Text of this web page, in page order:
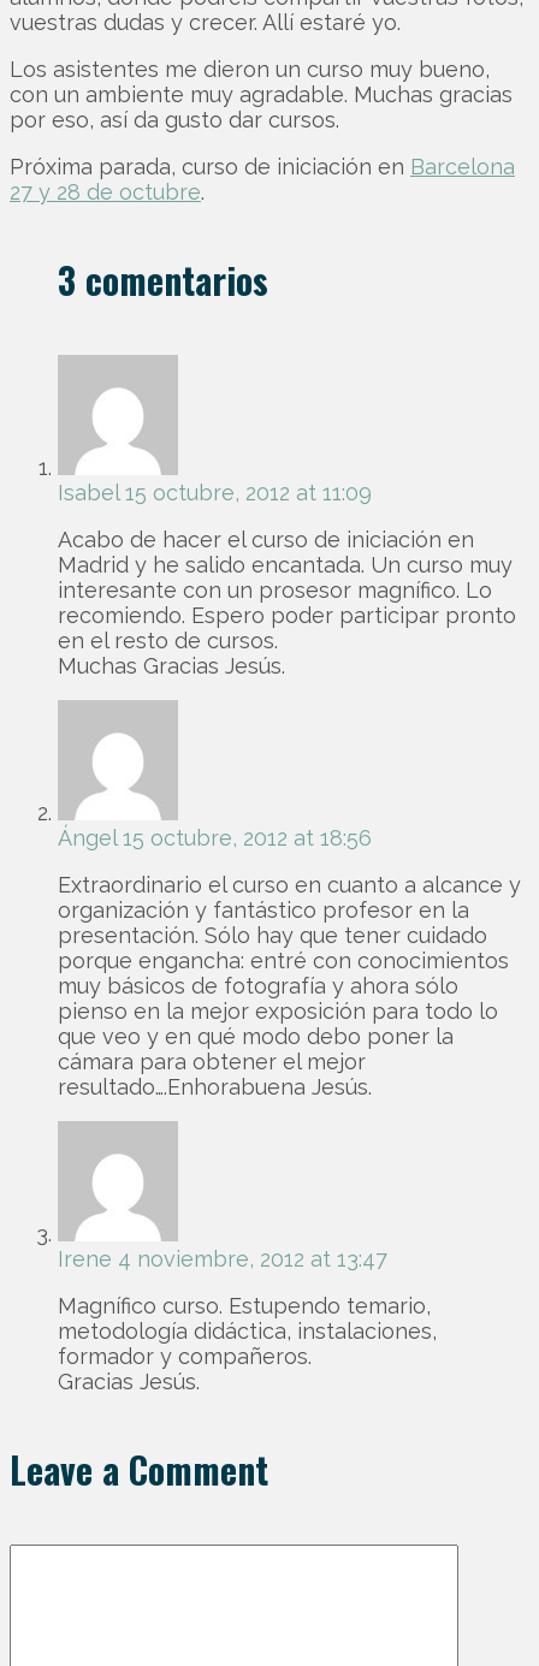
vuestras dudas y crecer. Allí estaré yo.
Los asistentes me dieron un curso muy bueno,
con un ambiente muy agradable. Muchas gracias
por eso, así da gusto dar cursos.
Próxima parada, curso de iniciación en Barcelona
27 y 28 de octubre.
3 comentarios
Isabel15 octubre, 2012 at 11:09
Acabo de hacer el curso de iniciación en
Madrid y he salido encantada. Un curso muy
interesante con un prosesor magnífico. Lo
recomiendo. Espero poder participar pronto
en el resto de cursos.
Muchas Gracias Jesús.
Ángel15 octubre, 2012 at 18:56
Extraordinario el curso en cuanto a alcance y
organización y fantástico profesor en la
presentación. Sólo hay que tener cuidado
porque engancha: entré con conocimientos
muy básicos de fotografía y ahora sólo
pienso en la mejor exposición para todo lo
que veo y en qué modo debo poner la
cámara para obtener el mejor
resultado….Enhorabuena Jesús.
Irene 4 noviembre, 2012 at 13:47
Magnífico curso. Estupendo temario,
metodología didáctica, instalaciones,
formador y compañeros.
Gracias Jesús.
Leave a Comment